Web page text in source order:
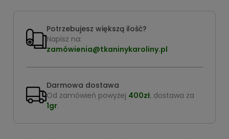
Potrzebujesz większą ilość?
Napisz na:
zamówienia@tkaninykaroliny.pl
Darmowa dostawa
Od zamówień powyżej 400zł, dostawa za
1gr.